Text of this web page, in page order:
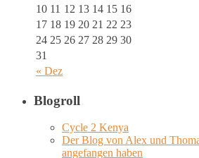
« Dez
10 11 12 13 14 15 16
17 18 19 20 21 22 23
24 25 26 27 28 29 30
31
Blogroll
Cycle 2 Kenya
Der Blog von Alex und
angefangen haben